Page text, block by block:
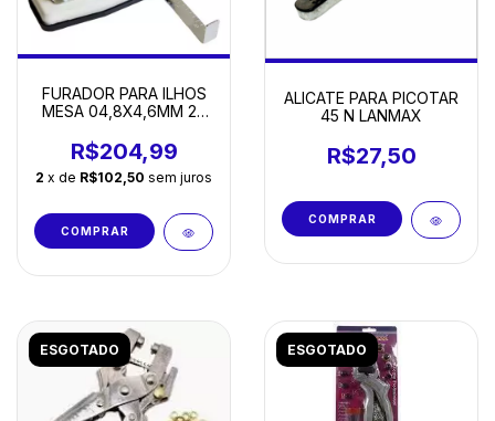
FURADOR PARA ILHOS
MESA 04,8X4,6MM 20
WARRIER
R$204,99
2 x de R$102,50 sem juros
ALICATE PARA PICOTAR
45 N LANMAX
R$27,50
ESGOTADO ESGOTADO